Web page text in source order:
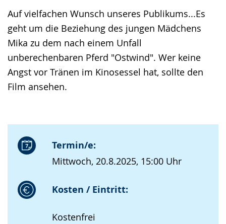
Auf vielfachen Wunsch unseres Publikums...Es
geht um die Beziehung des jungen Mädchens
Mika zu dem nach einem Unfall
unberechenbaren Pferd "Ostwind". Wer keine
Angst vor Tränen im Kinosessel hat, sollte den
Film ansehen.
Termin/e:
Mittwoch, 20.8.2025, 15:00 Uhr
Kosten / Eintritt:
Kostenfrei